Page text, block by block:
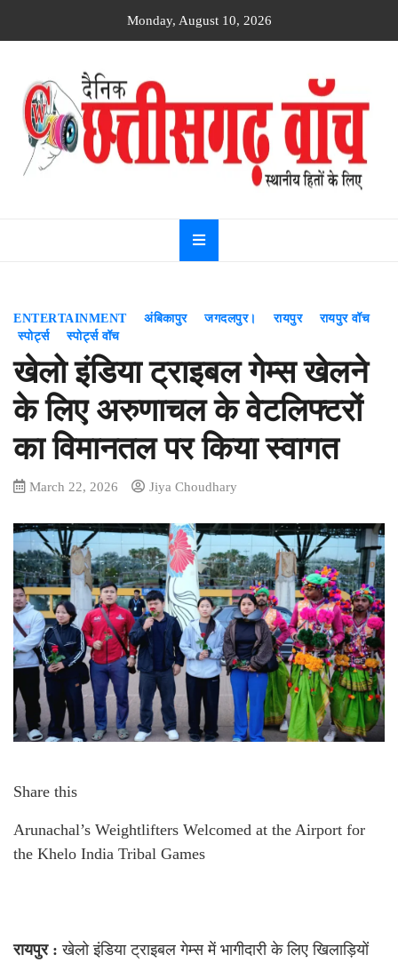
Monday, August 10, 2026
Dainik
Chhattisgarh
watch
ENTERTAINMENT अंबिकापुर जगदलपुर। रायपुर
रायपुर वॉच
स्पोर्ट्स
स्पोर्ट्स वॉच
खेलो इंडिया ट्राइबल गेम्स खेलने
के लिए अरुणाचल के वेटलिफ्टरों
का विमानतल पर किया स्वागत
March 22, 2026 Jiya Choudhary
Share this
Arunachal’s Weightlifters Welcomed at the Airport for
the Khelo India Tribal Games
रायपुर : खेलो इंडिया ट्राइबल गेम्स में भागीदारी के लिए खिलाड़ियों